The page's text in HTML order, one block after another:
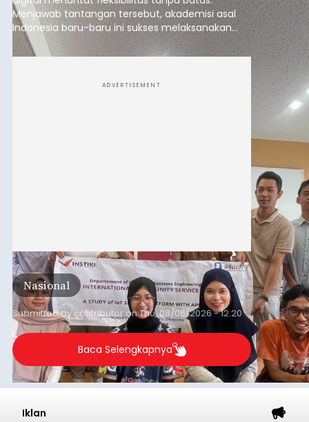
Menjawab tantangan tersebut, akademisi asal
Indonesia baru-baru ini sukses melaksanakan
program Pengabdian Kepada Masyarakat (PKM)
skala internasional di Distributed Systems
ADVERTISEMENT
Nasional
Submitted bycontributoronThu, 08/06/2026 - 12:20
Baca Selengkapnya
Iklan